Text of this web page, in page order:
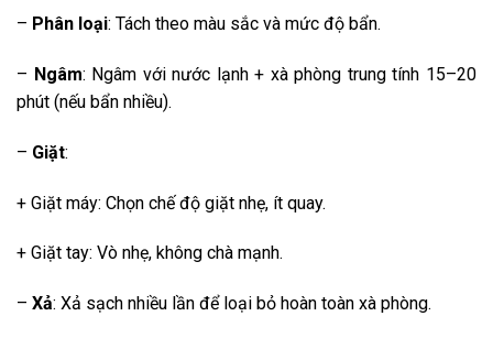
– Phân loại: Tách theo màu sắc và mức độ bẩn.
– Ngâm: Ngâm với nước lạnh + xà phòng trung tính 15–20
phút (nếu bẩn nhiều).
– Giặt:
+ Giặt máy: Chọn chế độ giặt nhẹ, ít quay.
+ Giặt tay: Vò nhẹ, không chà mạnh.
– Xả: Xả sạch nhiều lần để loại bỏ hoàn toàn xà phòng.